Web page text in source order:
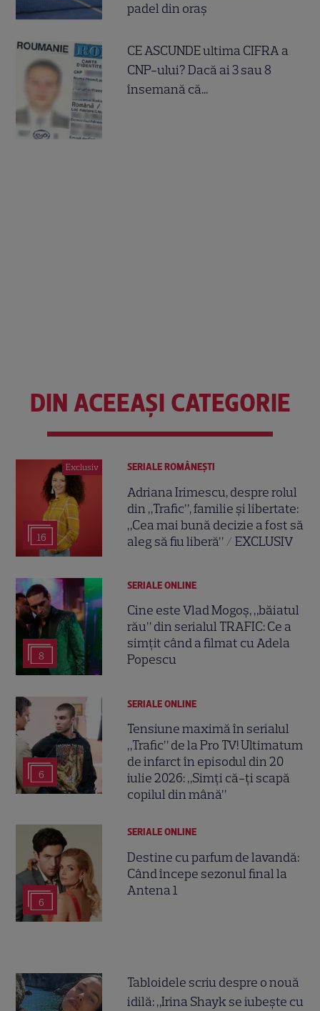
padel din oraș
CE ASCUNDE ultima CIFRA a
CNP-ului? Dacă ai 3 sau 8
însemană că...
DIN ACEEAȘI CATEGORIE
Exclusiv
16
SERIALE ROMÂNEŞTI
Adriana Irimescu, despre rolul
din „Trafic”, familie și libertate:
„Cea mai bună decizie a fost să
aleg să fiu liberă” / EXCLUSIV
8
SERIALE ONLINE
Cine este Vlad Mogoș, „băiatul
rău” din serialul TRAFIC: Ce a
simțit când a filmat cu Adela
Popescu
6
SERIALE ONLINE
Tensiune maximă în serialul
„Trafic” de la Pro TV! Ultimatum
de infarct în episodul din 20
iulie 2026: „Simți că-ți scapă
copilul din mână”
6
SERIALE ONLINE
Destine cu parfum de lavandă:
Când începe sezonul final la
Antena 1
Tabloidele scriu despre o nouă
idilă: „Irina Shayk se iubește cu